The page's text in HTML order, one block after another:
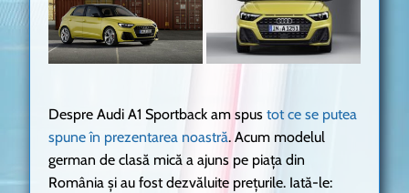
Despre Audi A1 Sportback am spus tot ce se putea
spune în prezentarea noastră. Acum modelul
german de clasă mică a ajuns pe piața din
România și au fost dezvăluite prețurile. Iată-le: